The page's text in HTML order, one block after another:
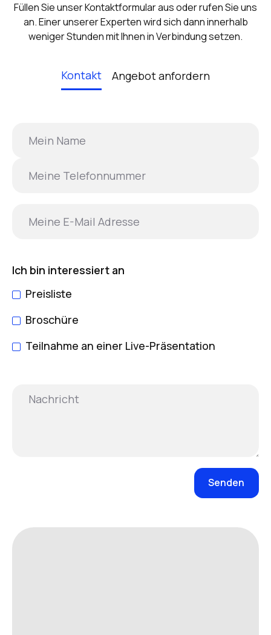
Füllen Sie unser Kontaktformular aus oder rufen Sie uns
an. Einer unserer Experten wird sich dann innerhalb
weniger Stunden mit Ihnen in Verbindung setzen.
Kontakt Angebot anfordern
Ich bin interessiert an
Preisliste
Broschüre
Teilnahme an einer Live-Präsentation